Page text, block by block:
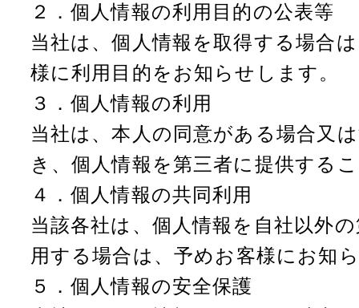
２．個人情報の利用目的の公表等
当社は、個人情報を取得する場合
様に利用目的をお知らせします。
３．個人情報の利用
当社は、本人の同意がある場合又
き、個人情報を第三者に提供する
４．個人情報の共同利用
当該各社は、個人情報を自社以外
用する場合は、予めお客様にお知
５．個人情報の安全保護